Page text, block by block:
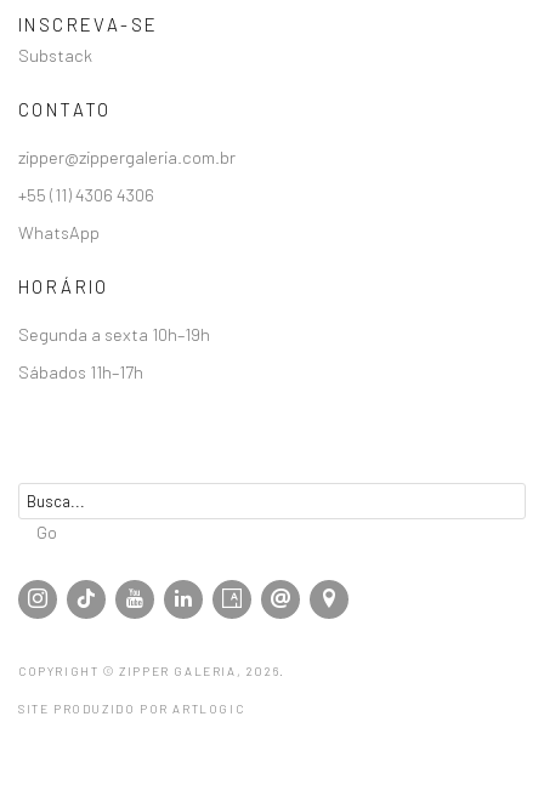
INSCREVA-SE
Substack
CONTATO
zipper@zippergaleria.com.br
+55 (11) 4306 4306
WhatsApp
HORÁRIO
Segunda a sexta 10h–19h
Sábados 11h–17h
Go
COPYRIGHT © ZIPPER GALERIA, 2026.
SITE PRODUZIDO POR ARTLOGIC